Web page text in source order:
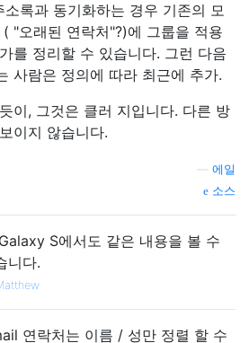
록과 동기화하는 경우 기존의 모
"오래된 연락처"?)에 그룹을 적용
를 정리할 수 있습니다. 그런 다음
사람은 정의에 따라 최근에 추가.
이, 그것은 클러 지입니다. 다른 방
이지 않습니다.
에일
소스
S에서도 같은 내용을 볼 수
니다.
연락처는 이름 / 성만 정렬 할 수